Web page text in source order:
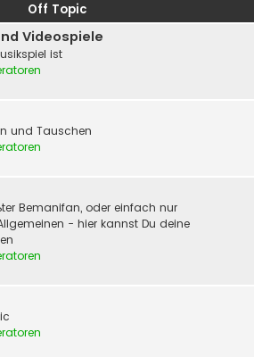
Off Topic
Videospiele
ist
und Tauschen
Bemanifan, oder einfach nur
- hier kannst Du deine